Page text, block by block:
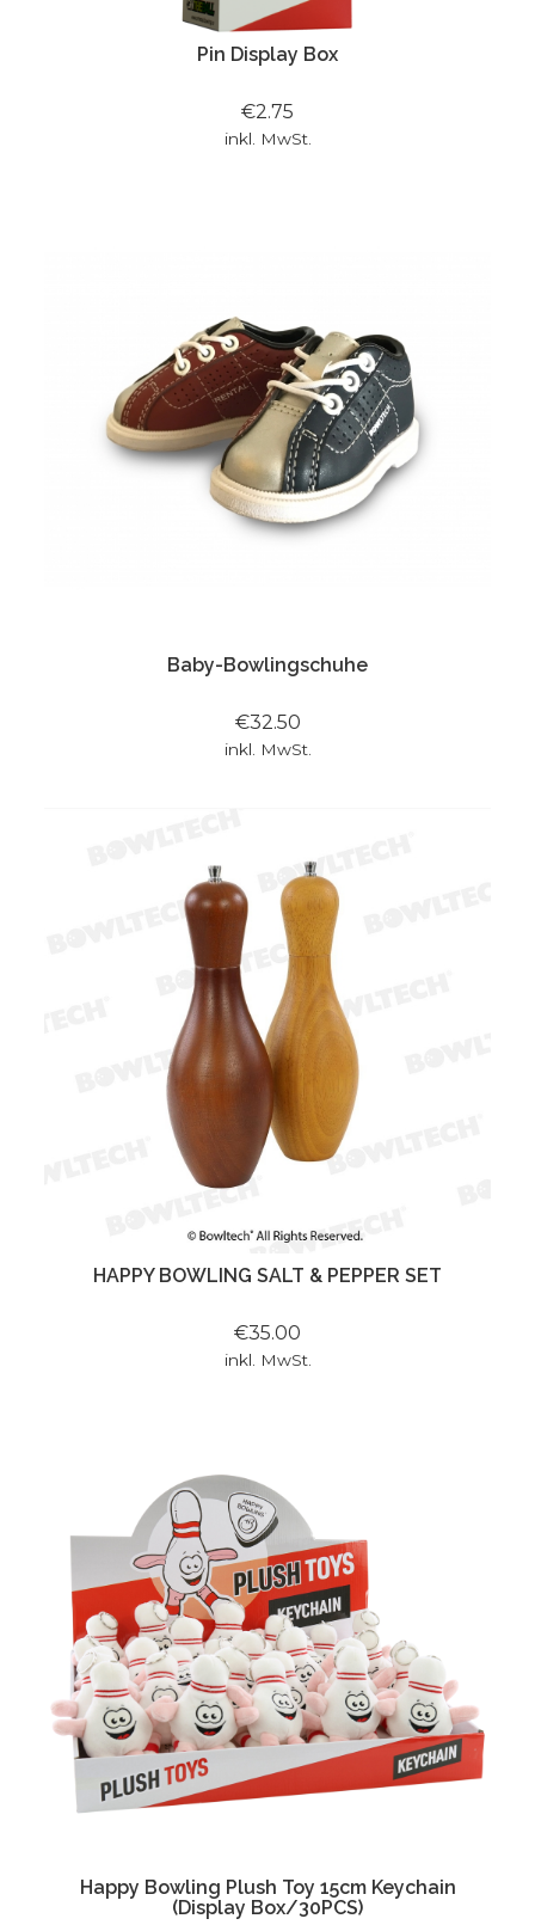
Pin Display Box
€2.75
inkl. MwSt.
Baby-Bowlingschuhe
€32.50
inkl. MwSt.
HAPPY BOWLING SALT & PEPPER SET
€35.00
inkl. MwSt.
Happy Bowling Plush Toy 15cm Keychain
(Display Box/30PCS)